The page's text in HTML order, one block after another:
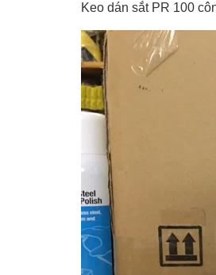
Keo dán sắt PR 100